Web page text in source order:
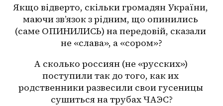
Якщо відверто, скільки громадян України,
маючи зв’язок з рідним, що опинились
(саме ОПИНИЛИСЬ) на передовій, сказали
не «слава», а «сором»?
А сколько россиян (не «русских»)
поступили так до того, как их
родственники развесили свои гусеницы
сушиться на трубах ЧАЭС?